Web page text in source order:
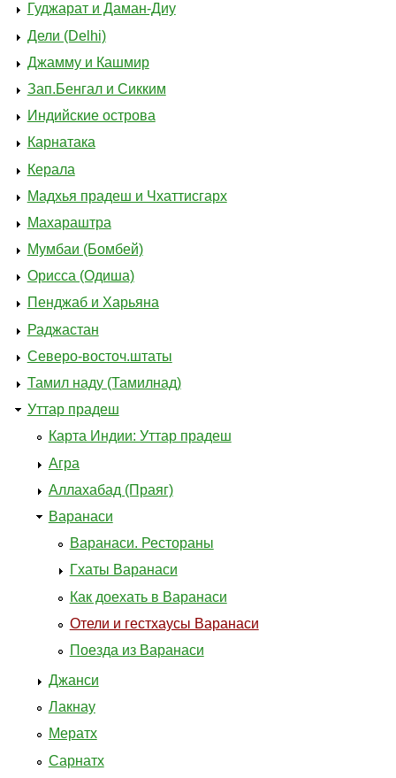
Гуджарат и Даман-Диу
Дели (Delhi)
Джамму и Кашмир
Зап.Бенгал и Сикким
Индийские острова
Карнатака
Керала
Мадхья прадеш и Чхаттисгарх
Махараштра
Мумбаи (Бомбей)
Орисса (Одиша)
Пенджаб и Харьяна
Раджастан
Северо-восточ.штаты
Тамил наду (Тамилнад)
Уттар прадеш
Карта Индии: Уттар прадеш
Агра
Аллахабад (Праяг)
Варанаси
Варанаси. Рестораны
Гхаты Варанаси
Как доехать в Варанаси
Отели и гестхаусы Варанаси
Поезда из Варанаси
Джанси
Лакнау
Мератх
Сарнатх